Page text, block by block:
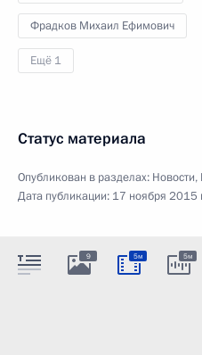
Фрадков Михаил Ефимович
Ещё 1
Статус материала
Опубликован в разделах: Новости,
Дата публикации: 17 ноября 2015
9 5м 5м